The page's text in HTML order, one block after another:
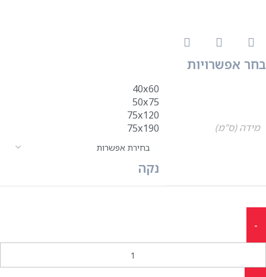
בחר אפשרויות
מידה (ס"מ)
40x60
50x75
75x120
75x190
נקה